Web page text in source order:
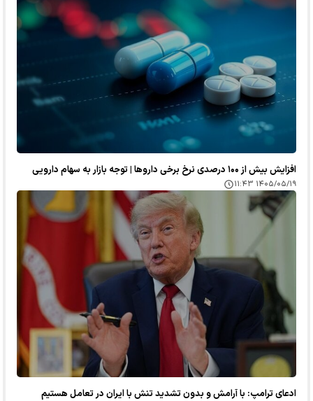
افزایش بیش از ۱۰۰ درصدی نرخ برخی داروها | توجه بازار به سهام دارویی
۱۴۰۵/۰۵/۱۹ ۱۱:۴۳
ادعای ترامپ: با آرامش و بدون تشدید تنش با ایران در تعامل هستیم